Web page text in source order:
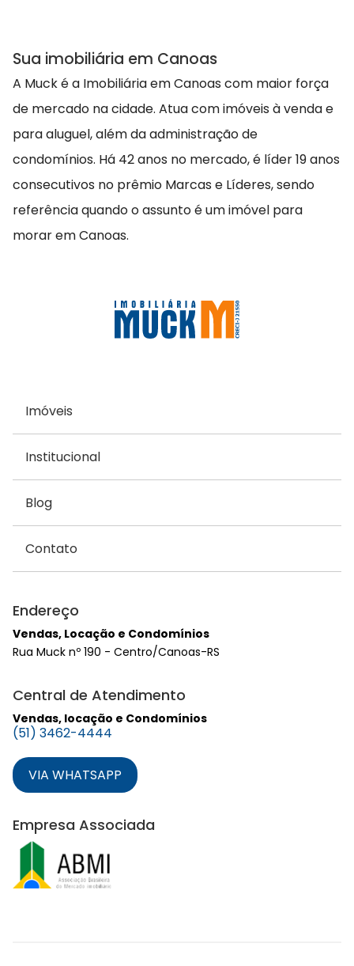
Sua imobiliária em Canoas
A Muck é a Imobiliária em Canoas com maior força
de mercado na cidade. Atua com imóveis à venda e
para aluguel, além da administração de
condomínios. Há 42 anos no mercado, é líder 19 anos
consecutivos no prêmio Marcas e Líderes, sendo
referência quando o assunto é um imóvel para
morar em Canoas.
Imóveis
Institucional
Blog
Contato
Endereço
Vendas, Locação e Condomínios
Rua Muck nº 190 - Centro/Canoas-RS
Central de Atendimento
Vendas, locação e Condomínios
(51) 3462-4444
VIA WHATSAPP
Empresa Associada